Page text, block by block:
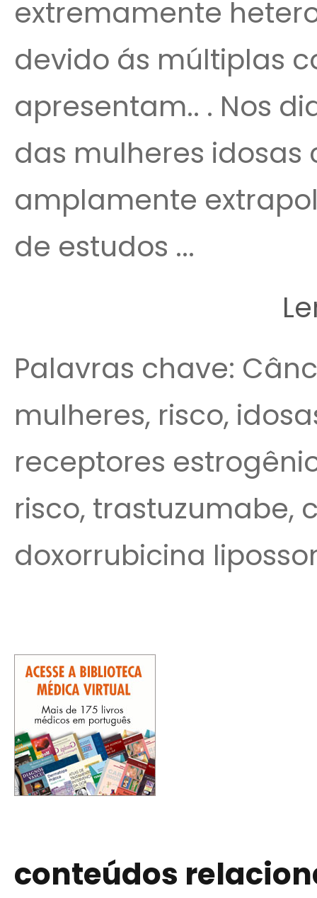
extremamente
devido ás múltiplas
apresentam.. . Nos
das mulheres
amplamente
de estudos ...
Palavras chave:
mulheres, risco,
receptores
risco, trastuzumabe,
doxorrubicina
conteúdos